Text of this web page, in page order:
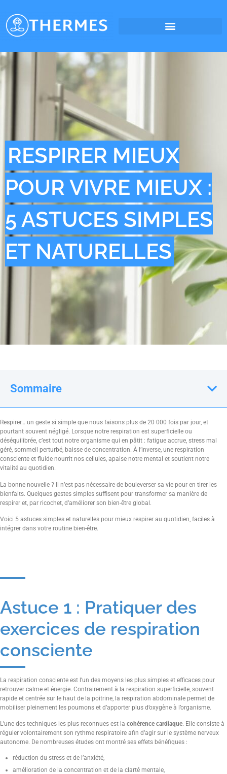
RESPIRER MIEUX
POUR VIVRE MIEUX :
5 ASTUCES SIMPLES
ET NATURELLES
Sommaire
Respirer… un geste si simple que nous faisons plus de 20 000 fois par jour, et
pourtant souvent négligé. Lorsque notre respiration est superficielle ou
déséquilibrée, c’est tout notre organisme qui en pâtit : fatigue accrue, stress mal
géré, sommeil perturbé, baisse de concentration. À l’inverse, une respiration
consciente et fluide nourrit nos cellules, apaise notre mental et soutient notre
vitalité au quotidien.
La bonne nouvelle ? Il n’est pas nécessaire de bouleverser sa vie pour en tirer les
bienfaits. Quelques gestes simples suffisent pour transformer sa manière de
respirer et, par ricochet, d’améliorer son bien-être global.
Voici 5 astuces simples et naturelles pour mieux respirer au quotidien, faciles à
intégrer dans votre routine bien-être.
Astuce 1 : Pratiquer des
exercices de respiration
consciente
La respiration consciente est l’un des moyens les plus simples et efficaces pour
retrouver calme et énergie. Contrairement à la respiration superficielle, souvent
rapide et centrée sur le haut de la poitrine, la respiration abdominale permet de
mobiliser pleinement les poumons et d’apporter plus d’oxygène à l’organisme.
L’une des techniques les plus reconnues est la cohérence cardiaque. Elle consiste à
réguler volontairement son rythme respiratoire afin d’agir sur le système nerveux
autonome. De nombreuses études ont montré ses effets bénéfiques :
réduction du stress et de l’anxiété,
amélioration de la concentration et de la clarté mentale,